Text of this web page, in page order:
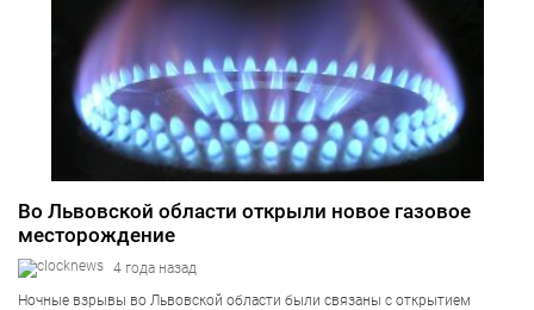
Во Львовской области открыли новое газовое
месторождение
4 года назад
Ночные взрывы во Львовской области были связаны с открытием